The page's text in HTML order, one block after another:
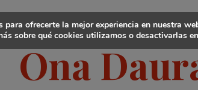
Ona
para ofrecerte la mejor experiencia en nuestra
sobre qué cookies utilizamos o desactivarlas